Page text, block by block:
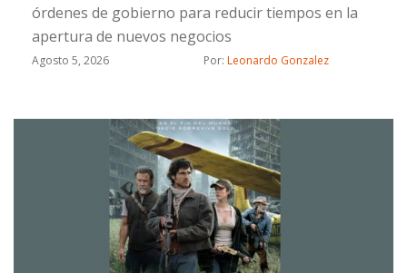
órdenes de gobierno para reducir tiempos en la
apertura de nuevos negocios
Agosto 5, 2026 Por: Leonardo Gonzalez